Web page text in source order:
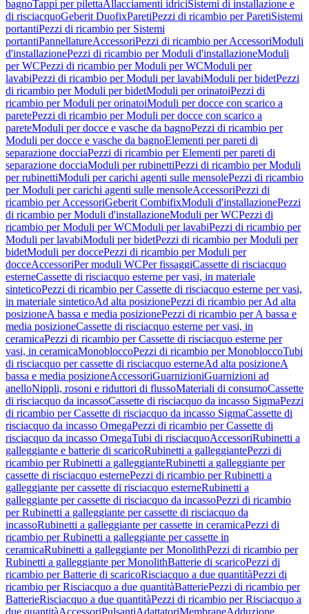
bagnoTappi per pilettaAllacciamenti idriciSistemi di installazione e
di risciacquoGeberit DuofixParetiPezzi di ricambio per ParetiSistemi
portantiPezzi di ricambio per Sistemi
portantiPannellatureAccessoriPezzi di ricambio per AccessoriModuli
d'installazionePezzi di ricambio per Moduli d'installazioneModuli
per WCPezzi di ricambio per Moduli per WCModuli per
lavabiPezzi di ricambio per Moduli per lavabiModuli per bidetPezzi
di ricambio per Moduli per bidetModuli per orinatoiPezzi di
ricambio per Moduli per orinatoiModuli per docce con scarico a
paretePezzi di ricambio per Moduli per docce con scarico a
pareteModuli per docce e vasche da bagnoPezzi di ricambio per
Moduli per docce e vasche da bagnoElementi per pareti di
separazione docciaPezzi di ricambio per Elementi per pareti di
separazione docciaModuli per rubinettiPezzi di ricambio per Moduli
per rubinettiModuli per carichi agenti sulle mensolePezzi di ricambio
per Moduli per carichi agenti sulle mensoleAccessoriPezzi di
ricambio per AccessoriGeberit CombifixModuli d'installazionePezzi
di ricambio per Moduli d'installazioneModuli per WCPezzi di
ricambio per Moduli per WCModuli per lavabiPezzi di ricambio per
Moduli per lavabiModuli per bidetPezzi di ricambio per Moduli per
bidetModuli per doccePezzi di ricambio per Moduli per
docceAccessoriPer moduli WCPer fissaggiCassette di risciacquo
esterneCassette di risciacquo esterne per vasi, in materiale
sinteticoPezzi di ricambio per Cassette di risciacquo esterne per vasi,
in materiale sinteticoAd alta posizionePezzi di ricambio per Ad alta
posizioneA bassa e media posizionePezzi di ricambio per A bassa e
media posizioneCassette di risciacquo esterne per vasi, in
ceramicaPezzi di ricambio per Cassette di risciacquo esterne per
vasi, in ceramicaMonobloccoPezzi di ricambio per MonobloccoTubi
di risciacquo per cassette di risciacquo esterneAd alta posizioneA
bassa e media posizioneAccessoriGuarnizioniGuarnizioni ad
anelloNippli, rosoni e riduttori di flussoMateriali di consumoCassette
di risciacquo da incassoCassette di risciacquo da incasso SigmaPezzi
di ricambio per Cassette di risciacquo da incasso SigmaCassette di
risciacquo da incasso OmegaPezzi di ricambio per Cassette di
risciacquo da incasso OmegaTubi di risciacquoAccessoriRubinetti a
galleggiante e batterie di scaricoRubinetti a galleggiantePezzi di
ricambio per Rubinetti a galleggianteRubinetti a galleggiante per
cassette di risciacquo esternePezzi di ricambio per Rubinetti a
galleggiante per cassette di risciacquo esterneRubinetti a
galleggiante per cassette di risciacquo da incassoPezzi di ricambio
per Rubinetti a galleggiante per cassette di risciacquo da
incassoRubinetti a galleggiante per cassette in ceramicaPezzi di
ricambio per Rubinetti a galleggiante per cassette in
ceramicaRubinetti a galleggiante per MonolithPezzi di ricambio per
Rubinetti a galleggiante per MonolithBatterie di scaricoPezzi di
ricambio per Batterie di scaricoRisciacquo a due quantitàPezzi di
ricambio per Risciacquo a due quantitàBatteriePezzi di ricambio per
BatterieRisciacquo a due quantitàPezzi di ricambio per Risciacquo a
due quantitàAccessoriPulsantiAdattatoriMembraneAdduzione